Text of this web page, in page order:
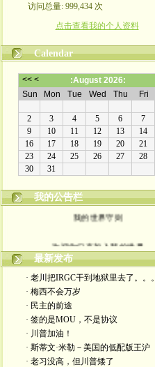
访问总量: 999,434 次
点击查看我的个人资料
Calendar
我的公告栏
我的世界守则
入场券上面有正义的光源
此生面对严厉又仁慈的一切
轻松一点 我们一起度过暗夜
最新发布
· 老川把IRGC干到地狱里去了。。。
· 梅西不会万岁
· 民主的前途
· 签的是MOU，不是协议
· 川普加油！
· 斯蒂文·米勒－美国的低配版王沪
· 老习没高，但川普矮了